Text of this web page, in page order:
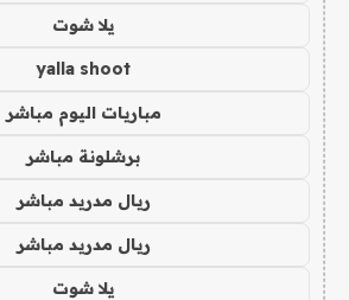
يلا شوت
yalla shoot
مباريات اليوم مباشر
برشلونة مباشر
ريال مدريد مباشر
ريال مدريد مباشر
يلا شوت